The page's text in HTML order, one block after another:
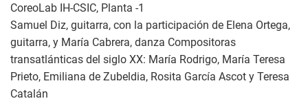
CoreoLab IH-CSIC, Planta -1
Samuel Diz, guitarra, con la participación de Elena Ortega,
guitarra, y María Cabrera, danza Compositoras
transatlánticas del siglo XX: María Rodrigo, María Teresa
Prieto, Emiliana de Zubeldia, Rosita García Ascot y Teresa
Catalán